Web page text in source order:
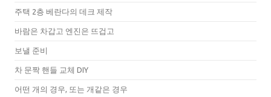
주택 2층 베란다의 데크 제작
바람은 차갑고 엔진은 뜨겁고
보낼 준비
차 문짝 핸들 교체 DIY
어떤 개의 경우, 또는 개같은 경우